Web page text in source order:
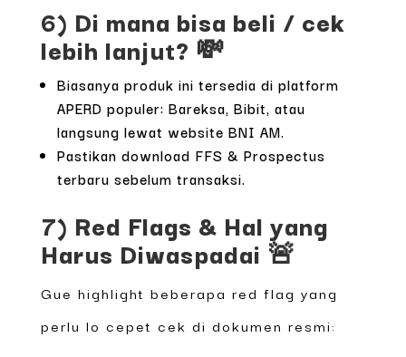
6) Di mana bisa beli / cek
lebih lanjut? 💸
Biasanya produk ini tersedia di platform
APERD populer: Bareksa, Bibit, atau
langsung lewat website BNI AM.
Pastikan download FFS & Prospectus
terbaru sebelum transaksi.
7) Red Flags & Hal yang
Harus Diwaspadai 🚨
Gue highlight beberapa red flag yang
perlu lo cepet cek di dokumen resmi: